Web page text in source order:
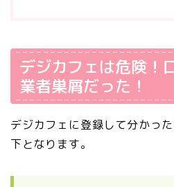
デジカフェは危険！
業者巣屑だった！
デジカフェに登録して分かっ
下となります。